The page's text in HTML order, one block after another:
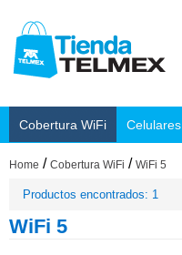
Cobertura WiFi Celulares
Home / Cobertura WiFi / WiFi 5
Productos encontrados: 1
WiFi 5